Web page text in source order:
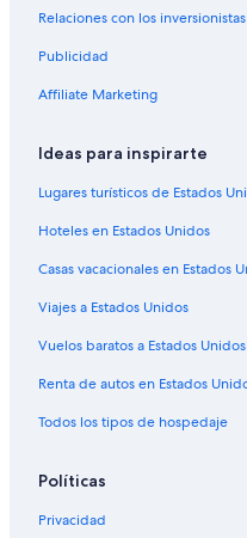
Resorts en Denver
Condominios en Denver
Apartamentos en Denver
Apart-Hoteles en Denver
Hoteles de Best Western en
Hilton Hotels en Denver
Hoteles con casino en Denver
Hoteles de golf en Denver
Hoteles con spa en Denver
Hoteles todo incluido en
Hoteles de ski en Denver
Hoteles ecológicos en Denver
Hoteles en la playa en Denver
Relaciones con los inversionistas
Publicidad
Affiliate Marketing
Ideas para inspirarte
Lugares turísticos de Estados
Hoteles en Estados Unidos
Casas vacacionales en Estados
Viajes a Estados Unidos
Vuelos baratos a Estados Unidos
Renta de autos en Estados
Todos los tipos de hospedaje
Políticas
Privacidad